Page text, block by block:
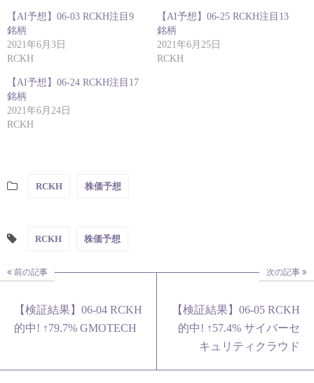
【AI予想】06-03 RCKH注目9
銘柄
2021年6月3日
RCKH
【AI予想】06-25 RCKH注目13
銘柄
2021年6月25日
RCKH
【AI予想】06-24 RCKH注目17
銘柄
2021年6月24日
RCKH
RCKH 株価予想
RCKH 株価予想
前の記事
【検証結果】06-04 RCKH
的中! ↑79.7% GMOTECH
次の記事
【検証結果】06-05 RCKH
的中! ↑57.4% サイバーセ
キュリティクラウド